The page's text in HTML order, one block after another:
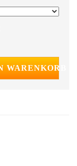
WARENKORB